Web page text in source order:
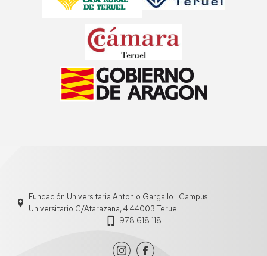
Fundación Universitaria Antonio Gargallo | Campus
Universitario C/Atarazana, 4 44003 Teruel
978 618 118